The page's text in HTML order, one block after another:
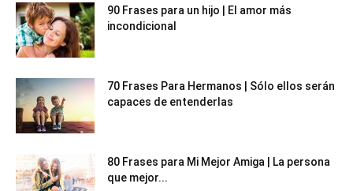
90 Frases para un hijo | El amor más
incondicional
70 Frases Para Hermanos | Sólo ellos serán
capaces de entenderlas
80 Frases para Mi Mejor Amiga | La persona
que mejor...